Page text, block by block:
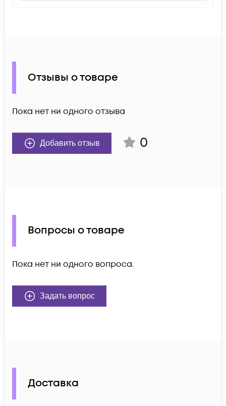
Отзывы о товаре
Пока нет ни одного отзыва
Добавить отзыв 0
Вопросы о товаре
Пока нет ни одного вопроса.
Задать вопрос
Доставка